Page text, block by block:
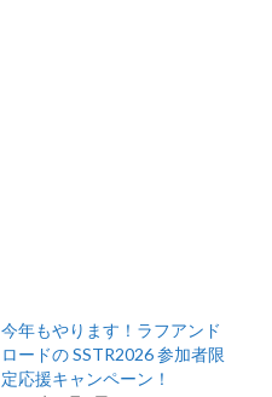
今年もやります！ラフアンド
ロードの SSTR2026 参加者限
定応援キャンペーン！